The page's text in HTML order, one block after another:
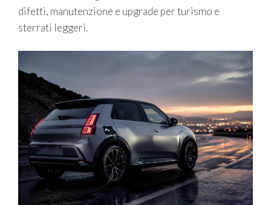
difetti, manutenzione e upgrade per turismo e
sterrati leggeri.